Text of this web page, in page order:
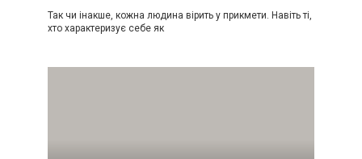
Так чи інакше, кожна людина вірить у прикмети. Навіть ті,
хто характеризує себе як